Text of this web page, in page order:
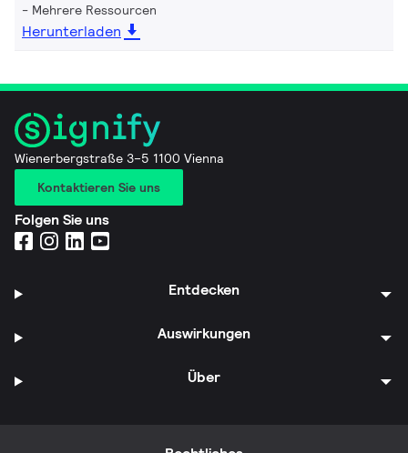
Mehrere Ressourcen
Herunterladen
Wienerbergstraße 3–5 1100 Vienna
Kontaktieren Sie uns
Folgen Sie uns
Entdecken
Auswirkungen
Über